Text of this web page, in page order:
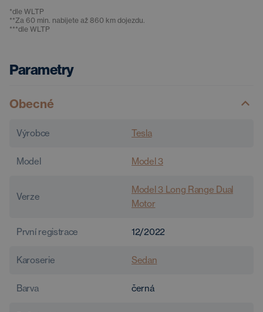
*dle WLTP
**Za 60 min. nabijete až 860 km dojezdu.
***dle WLTP
Parametry
Obecné
Výrobce Tesla
Model Model 3
Verze
Model 3 Long Range Dual
Motor
První registrace 12/2022
Karoserie Sedan
Barva černá